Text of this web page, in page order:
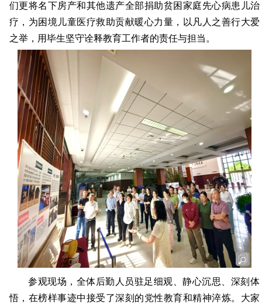
们更将名下房产和其他遗产全部捐助贫困家庭先心病患儿治
疗，为困境儿童医疗救助贡献暖心力量，以凡人之善行大爱
之举，用毕生坚守诠释教育工作者的责任与担当。
参观现场，全体后勤人员驻足细观、静心沉思、深刻体
悟，在榜样事迹中接受了深刻的党性教育和精神淬炼。大家